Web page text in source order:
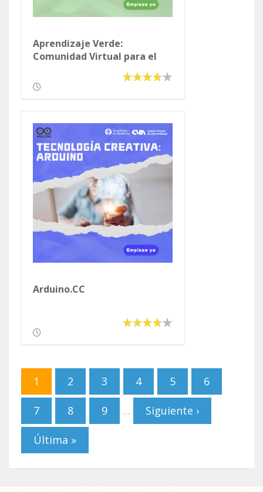
Aprendizaje Verde:
Comunidad Virtual para el
Cuidado del Medio Ambiente.
Arduino.CC
Páginas
1 2 3 4 5 6
7 8 9 … Siguiente ›
Última »